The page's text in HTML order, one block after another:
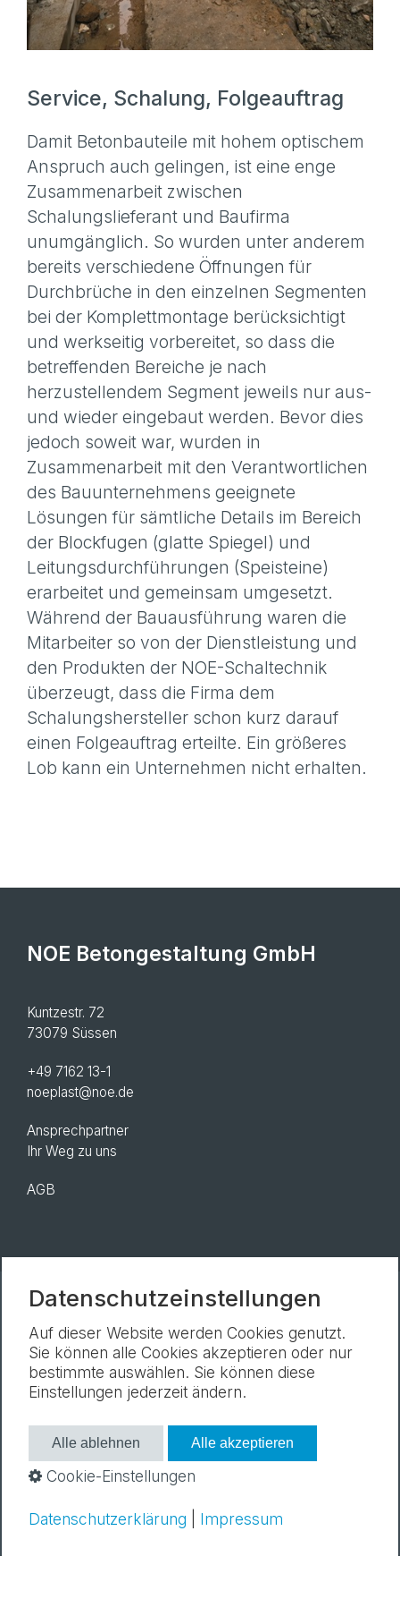
Service, Schalung, Folgeauftrag
Damit Betonbauteile mit hohem optischem
Anspruch auch gelingen, ist eine enge
Zusammenarbeit zwischen
Schalungslieferant und Baufirma
unumgänglich. So wurden unter anderem
bereits verschiedene Öffnungen für
Durchbrüche in den einzelnen Segmenten
bei der Komplettmontage berücksichtigt
und werkseitig vorbereitet, so dass die
betreffenden Bereiche je nach
herzustellendem Segment jeweils nur aus-
und wieder eingebaut werden. Bevor dies
jedoch soweit war, wurden in
Zusammenarbeit mit den Verantwortlichen
des Bauunternehmens geeignete
Lösungen für sämtliche Details im Bereich
der Blockfugen (glatte Spiegel) und
Leitungsdurchführungen (Speisteine)
erarbeitet und gemeinsam umgesetzt.
Während der Bauausführung waren die
Mitarbeiter so von der Dienstleistung und
den Produkten der NOE-Schaltechnik
überzeugt, dass die Firma dem
Schalungshersteller schon kurz darauf
einen Folgeauftrag erteilte. Ein größeres
Lob kann ein Unternehmen nicht erhalten.
NOE Betongestaltung GmbH
Kuntzestr. 72
73079 Süssen
+49 7162 13-1
noeplast@noe.de
Ansprechpartner
Ihr Weg zu uns
AGB
Cookie-Einstellungen
Datenschutzeinstellungen
Auf dieser Website werden Cookies genutzt.
Sie können alle Cookies akzeptieren oder nur
bestimmte auswählen. Sie können diese
Einstellungen jederzeit ändern.
Alle ablehnen Alle akzeptieren
Cookie-Einstellungen
Datenschutzerklärung Impressum